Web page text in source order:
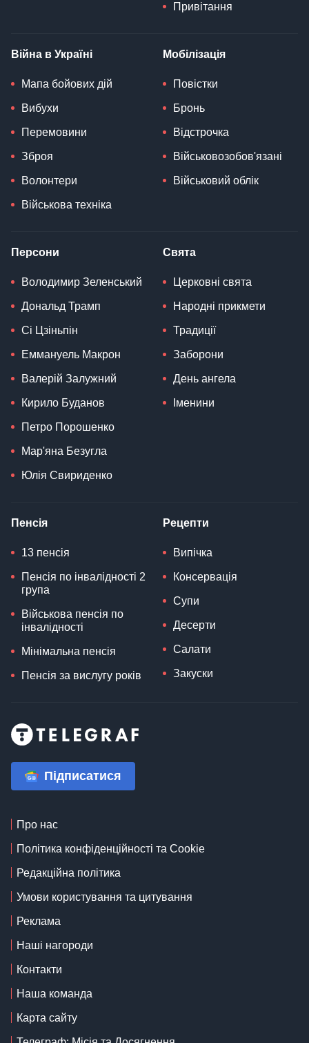
Привітання
Війна в Україні
Мапа бойових дій
Вибухи
Перемовини
Зброя
Волонтери
Військова техніка
Мобілізація
Повістки
Бронь
Відстрочка
Військовозобов'язані
Військовий облік
Персони
Володимир Зеленський
Дональд Трамп
Сі Цзіньпін
Еммануель Макрон
Валерій Залужний
Кирило Буданов
Петро Порошенко
Мар'яна Безугла
Юлія Свириденко
Свята
Церковні свята
Народні прикмети
Традиції
Заборони
День ангела
Іменини
Пенсія
13 пенсія
Пенсія по інвалідності 2
група
Військова пенсія по
інвалідності
Мінімальна пенсія
Пенсія за вислугу років
Рецепти
Випічка
Консервація
Супи
Десерти
Салати
Закуски
Підписатися
Про нас
Політика конфіденційності та Cookie
Редакційна політика
Умови користування та цитування
Реклама
Наші нагороди
Контакти
Наша команда
Карта сайту